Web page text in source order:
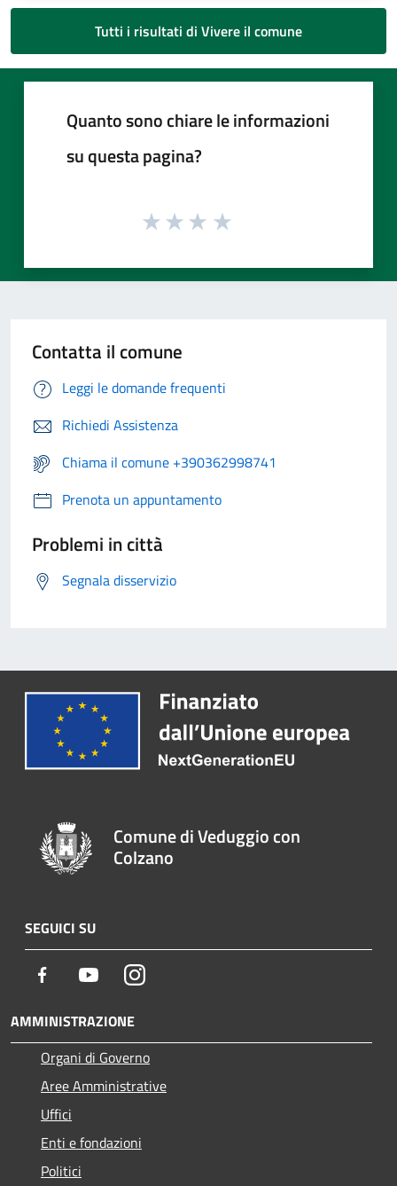
Tutti i risultati di Vivere il comune
Quanto sono chiare le informazioni
su questa pagina?
Contatta il comune
Leggi le domande frequenti
Richiedi Assistenza
Chiama il comune +390362998741
Prenota un appuntamento
Problemi in città
Segnala disservizio
Comune di Veduggio con
Colzano
SEGUICI SU
Facebook YoutubeInstagram
AMMINISTRAZIONE
Organi di Governo
Aree Amministrative
Uffici
Enti e fondazioni
Politici